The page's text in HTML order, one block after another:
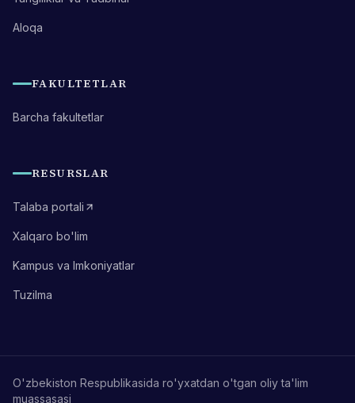
Aloqa
FAKULTETLAR
Barcha fakultetlar
RESURSLAR
Talaba portali
Xalqaro bo'lim
Kampus va Imkoniyatlar
Tuzilma
O'zbekiston Respublikasida ro'yxatdan o'tgan oliy ta'lim
muassasasi